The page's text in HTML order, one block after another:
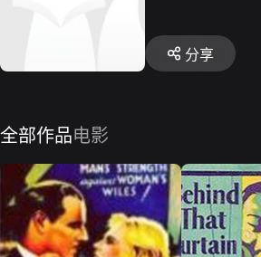
分享
全部作品电影